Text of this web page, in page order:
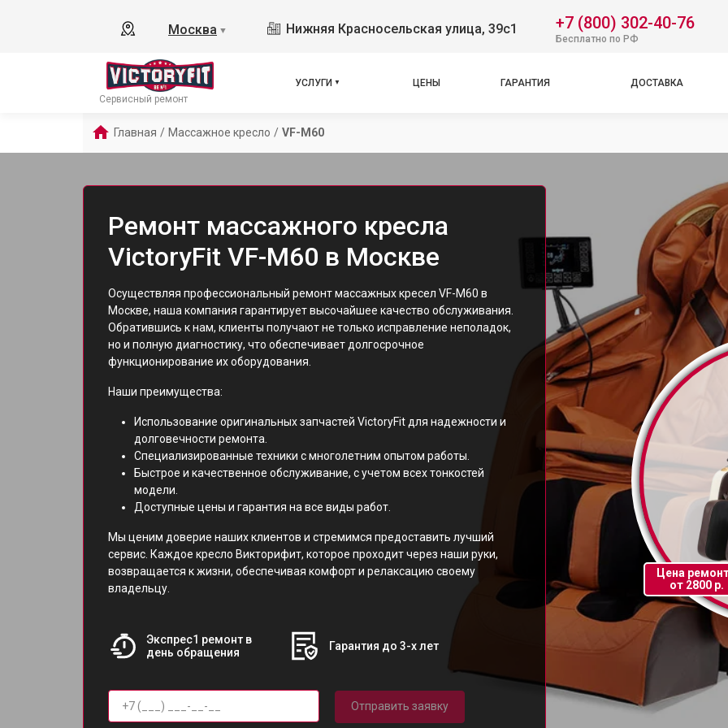
Москва ▼ Нижняя Красносельская улица, 39с1 +7 (800) 302-40-76
Бесплатно по РФ
Сервисный ремонт
УСЛУГИ ЦЕНЫ ГАРАНТИЯ ДОСТАВКА
Главная / Массажное кресло / VF-M60
Ремонт массажного кресла
VictoryFit VF-M60 в Москве
Осуществляя профессиональный ремонт массажных кресел VF-M60 в
Москве, наша компания гарантирует высочайшее качество обслуживания.
Обратившись к нам, клиенты получают не только исправление неполадок,
но и полную диагностику, что обеспечивает долгосрочное
функционирование их оборудования.
Наши преимущества:
Использование оригинальных запчастей VictoryFit для надежности и
долговечности ремонта.
Специализированные техники с многолетним опытом работы.
Быстрое и качественное обслуживание, с учетом всех тонкостей
модели.
Доступные цены и гарантия на все виды работ.
Мы ценим доверие наших клиентов и стремимся предоставить лучший
сервис. Каждое кресло Викторифит, которое проходит через наши руки,
возвращается к жизни, обеспечивая комфорт и релаксацию своему
владельцу.
Экспрес1 ремонт в
день обращения
Гарантия до 3-х лет
Отправить заявку
Цена
от 2800 р.